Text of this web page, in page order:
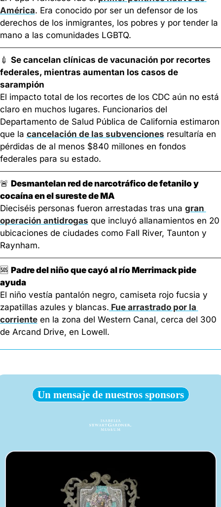
América. Era conocido por ser un defensor de los
derechos de los inmigrantes, los pobres y por tender la
mano a las comunidades LGBTQ.
💉 Se cancelan clínicas de vacunación por recortes
federales, mientras aumentan los casos de
sarampión
​El impacto total de los recortes de los CDC aún no está
claro en muchos lugares. Funcionarios del
Departamento de Salud Pública de California estimaron
que la cancelación de las subvenciones resultaría en
pérdidas de al menos $840 millones en fondos
federales para su estado.
🚨 Desmantelan red de narcotráfico de fetanilo y
cocaína en el sureste de MA
Dieciséis personas fueron arrestadas tras una gran
operación antidrogas que incluyó allanamientos en 20
ubicaciones de ciudades como Fall River, Taunton y
Raynham.
🆘 Padre del niño que cayó al río Merrimack pide
ayuda
El niño vestía pantalón negro, camiseta rojo fucsia y
zapatillas azules y blancas. Fue arrastrado por la
corriente en la zona del Western Canal, cerca del 300
de Arcand Drive, en Lowell.
Un mensaje de nuestros sponsors